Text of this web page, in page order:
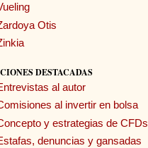
Otis
DESTACADAS
al autor
al invertir en bolsa
y estrategias de CFDs
denuncias y gansadas